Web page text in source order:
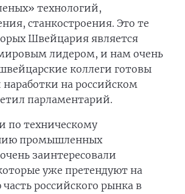
технологий,
станкостроения. Это те
Швейцария является
лидером, и нам очень
коллеги готовы
наработки на российском
парламентарий.
по техническому
промышленных
заинтересовали
уже претендуют на
российского рынка в